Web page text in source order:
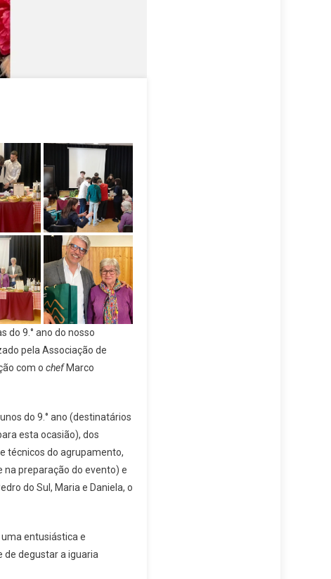
do 9.° ano do nosso
pela Associação de
com o chef Marco
do 9.° ano (destinatários
esta ocasião), dos
técnicos do agrupamento,
na preparação do evento) e
do Sul, Maria e Daniela, o
entusiástica e
de degustar a iguaria